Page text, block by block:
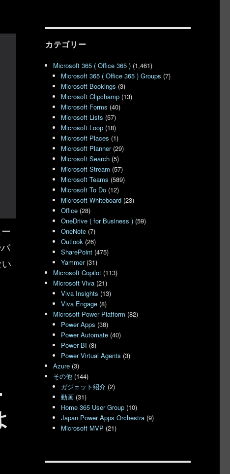
ようになった” の
カテゴリー
Microsoft 365 ( Office 365 ) (1,461)
Microsoft 365 ( Office 365 ) Groups (7)
Microsoft Bookings (3)
Microsoft Clipchamp (13)
Microsoft Forms (40)
Microsoft Lists (57)
Microsoft Loop (18)
Microsoft Places (1)
Microsoft Planner(29)
Microsoft Search (5)
Microsoft Stream (57)
Microsoft Teams (589)
Microsoft To Do (12)
Microsoft Whiteboard (23)
Office (28)
OneDrive ( for Business ) (59)
OneNote (7)
Outlook (26)
SharePoint (475)
Yammer(31)
Microsoft Copilot (113)
Microsoft Viva (21)
Viva Insights (13)
Viva Engage (8)
Microsoft Power Platform (82)
Power Apps (38)
Power Automate (40)
Power BI (8)
Power Virtual Agents (3)
Azure (3)
その他 (144)
ガジェット紹介 (2)
動画 (31)
Home 365 User Group (10)
Japan Power Apps Orchestra (9)
Microsoft MVP (21)